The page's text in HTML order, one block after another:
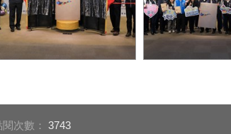
展推動機制，每2年定期發
表自願檢視報告
已成為國際永續
閱次數： 3743